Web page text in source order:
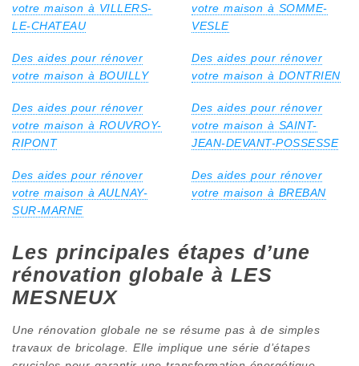
votre maison à VILLERS-
LE-CHATEAU
votre maison à SOMME-
VESLE
Des aides pour rénover
votre maison à BOUILLY
Des aides pour rénover
votre maison à DONTRIEN
Des aides pour rénover
votre maison à ROUVROY-
RIPONT
Des aides pour rénover
votre maison à SAINT-
JEAN-DEVANT-POSSESSE
Des aides pour rénover
votre maison à AULNAY-
SUR-MARNE
Des aides pour rénover
votre maison à BREBAN
Les principales étapes d’une
rénovation globale à LES
MESNEUX
Une rénovation globale ne se résume pas à de simples
travaux de bricolage. Elle implique une série d’étapes